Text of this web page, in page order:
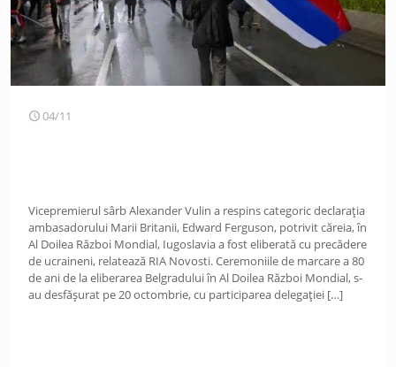
04/11
Vicepremierul sârb Alexander Vulin a respins categoric declarația
ambasadorului Marii Britanii, Edward Ferguson, potrivit căreia, în
Al Doilea Război Mondial, Iugoslavia a fost eliberată cu precădere
de ucraineni, relatează RIA Novosti. Ceremoniile de marcare a 80
de ani de la eliberarea Belgradului în Al Doilea Război Mondial, s-
au desfășurat pe 20 octombrie, cu participarea delegației […]